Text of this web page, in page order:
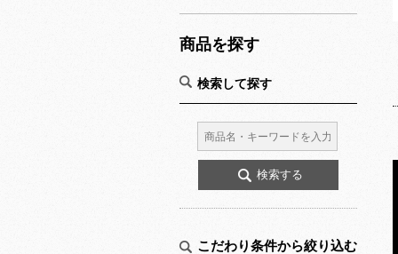
商品を探す
検索して探す
こだわり条件から絞り込む